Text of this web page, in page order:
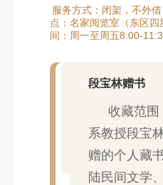
服务方式：闭架，不外借
点：名家阅览室（东区四
间：周一至周五8:00-
段宝林赠书
收藏范围
系教授段宝
赠的个人藏
陆民间文学